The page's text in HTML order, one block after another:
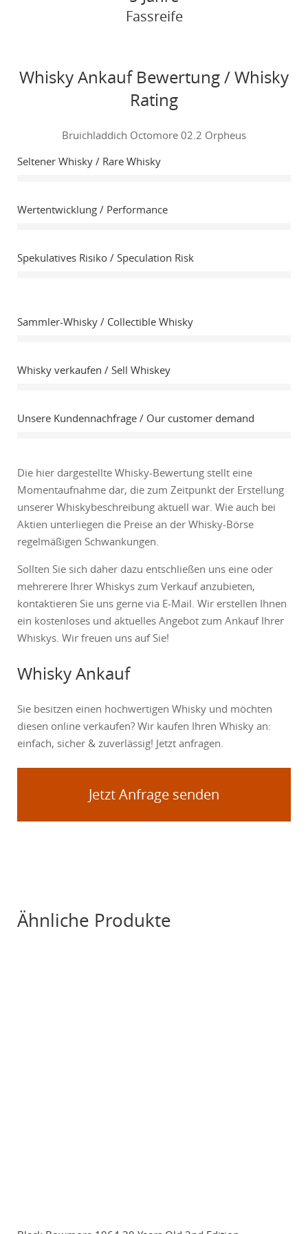
Fassreife
Whisky Ankauf Bewertung / Whisky
Rating
Bruichladdich Octomore 02.2 Orpheus
Seltener Whisky / Rare Whisky
Wertentwicklung / Performance
Spekulatives Risiko / Speculation Risk
Sammler-Whisky / Collectible Whisky
Whisky verkaufen / Sell Whiskey
Unsere Kundennachfrage / Our customer demand
Die hier dargestellte Whisky-Bewertung stellt eine
Momentaufnahme dar, die zum Zeitpunkt der Erstellung
unserer Whiskybeschreibung aktuell war. Wie auch bei
Aktien unterliegen die Preise an der Whisky-Börse
regelmäßigen Schwankungen.
Sollten Sie sich daher dazu entschließen uns eine oder
mehrerere Ihrer Whiskys zum Verkauf anzubieten,
kontaktieren Sie uns gerne via E-Mail. Wir erstellen Ihnen
ein kostenloses und aktuelles Angebot zum Ankauf Ihrer
Whiskys. Wir freuen uns auf Sie!
Whisky Ankauf
Sie besitzen einen hochwertigen Whisky und möchten
diesen online verkaufen? Wir kaufen Ihren Whisky an:
einfach, sicher & zuverlässig! Jetzt anfragen.
Jetzt Anfrage senden
Ähnliche Produkte